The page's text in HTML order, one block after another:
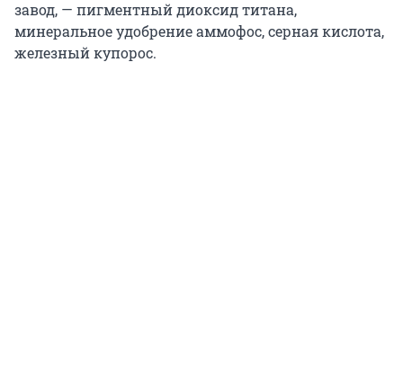
завод, — пигментный диоксид титана,
минеральное удобрение аммофос, серная кислота,
железный купорос.